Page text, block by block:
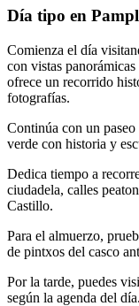
Día tipo en
Comienza el día
con vistas
ofrece un recorrido
fotografías.
Continúa con un
verde con historia y
Dedica tiempo a
ciudadela, calles
Castillo.
Para el almuerzo,
de pintxos del casco
Por la tarde, puedes
según la agenda del día.